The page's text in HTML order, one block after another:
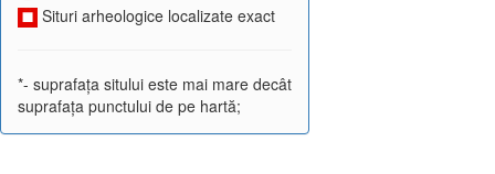
Situri arheologice localizate exact
*- suprafața sitului este mai mare decât
suprafața punctului de pe hartă;